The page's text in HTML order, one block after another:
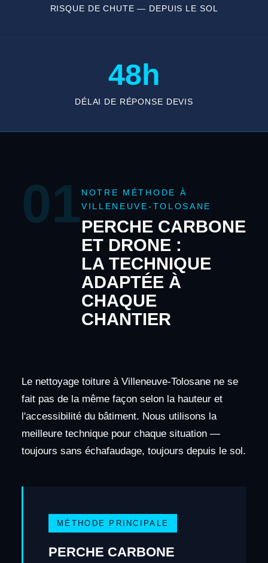
RISQUE DE CHUTE — DEPUIS LE SOL
48h
DÉLAI DE RÉPONSE DEVIS
01 NOTRE MÉTHODE À
VILLENEUVE-TOLOSANE
PERCHE CARBONE
ET DRONE :
LA TECHNIQUE
ADAPTÉE À
CHAQUE
CHANTIER
Le nettoyage toiture à Villeneuve-Tolosane ne se
fait pas de la même façon selon la hauteur et
l'accessibilité du bâtiment. Nous utilisons la
meilleure technique pour chaque situation —
toujours sans échafaudage, toujours depuis le sol.
MÉTHODE PRINCIPALE
PERCHE CARBONE